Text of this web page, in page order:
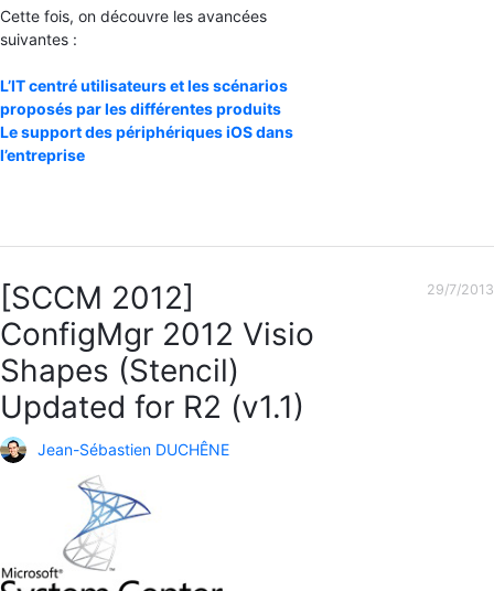
Cette fois, on découvre les avancées
suivantes :
L’IT centré utilisateurs et les scénarios
proposés par les différentes produits
Le support des périphériques iOS dans
l’entreprise
[SCCM 2012]
ConfigMgr 2012 Visio
Shapes (Stencil)
Updated for R2 (v1.1)
Jean-Sébastien DUCHÊNE
29/7/2013